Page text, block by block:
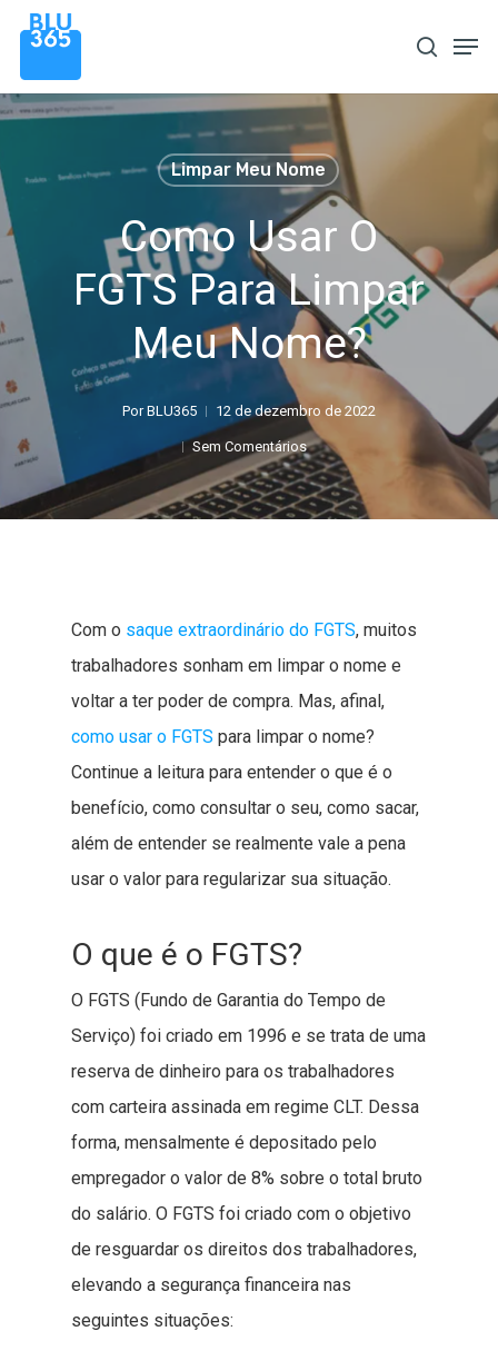
Pular
para
conteúdo
procura
Limpar Meu Nome
Como Usar O
FGTS Para Limpar
Meu Nome?
Por BLU365 12 de dezembro de 2022
Sem Comentários
Com o saque extraordinário do FGTS, muitos
trabalhadores sonham em limpar o nome e
voltar a ter poder de compra. Mas, afinal,
como usar o FGTS para limpar o nome?
Continue a leitura para entender o que é o
benefício, como consultar o seu, como sacar,
além de entender se realmente vale a pena
usar o valor para regularizar sua situação.
O que é o FGTS?
O FGTS (Fundo de Garantia do Tempo de
Serviço) foi criado em 1996 e se trata de uma
reserva de dinheiro para os trabalhadores
com carteira assinada em regime CLT. Dessa
forma, mensalmente é depositado pelo
empregador o valor de 8% sobre o total bruto
do salário. O FGTS foi criado com o objetivo
de resguardar os direitos dos trabalhadores,
elevando a segurança financeira nas
seguintes situações: